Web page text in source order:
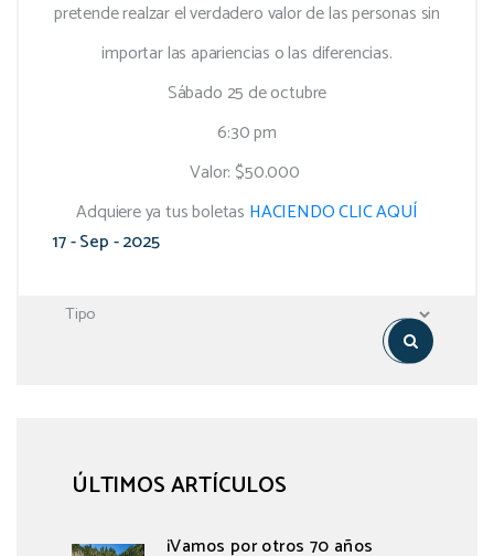
pretende realzar el verdadero valor de las personas sin
importar las apariencias o las diferencias.
Sábado 25 de octubre
6:30 pm
Valor: $50.000
Adquiere ya tus boletas HACIENDO CLIC AQUÍ
17 - Sep - 2025
ÚLTIMOS ARTÍCULOS
¡Vamos por otros 70 años